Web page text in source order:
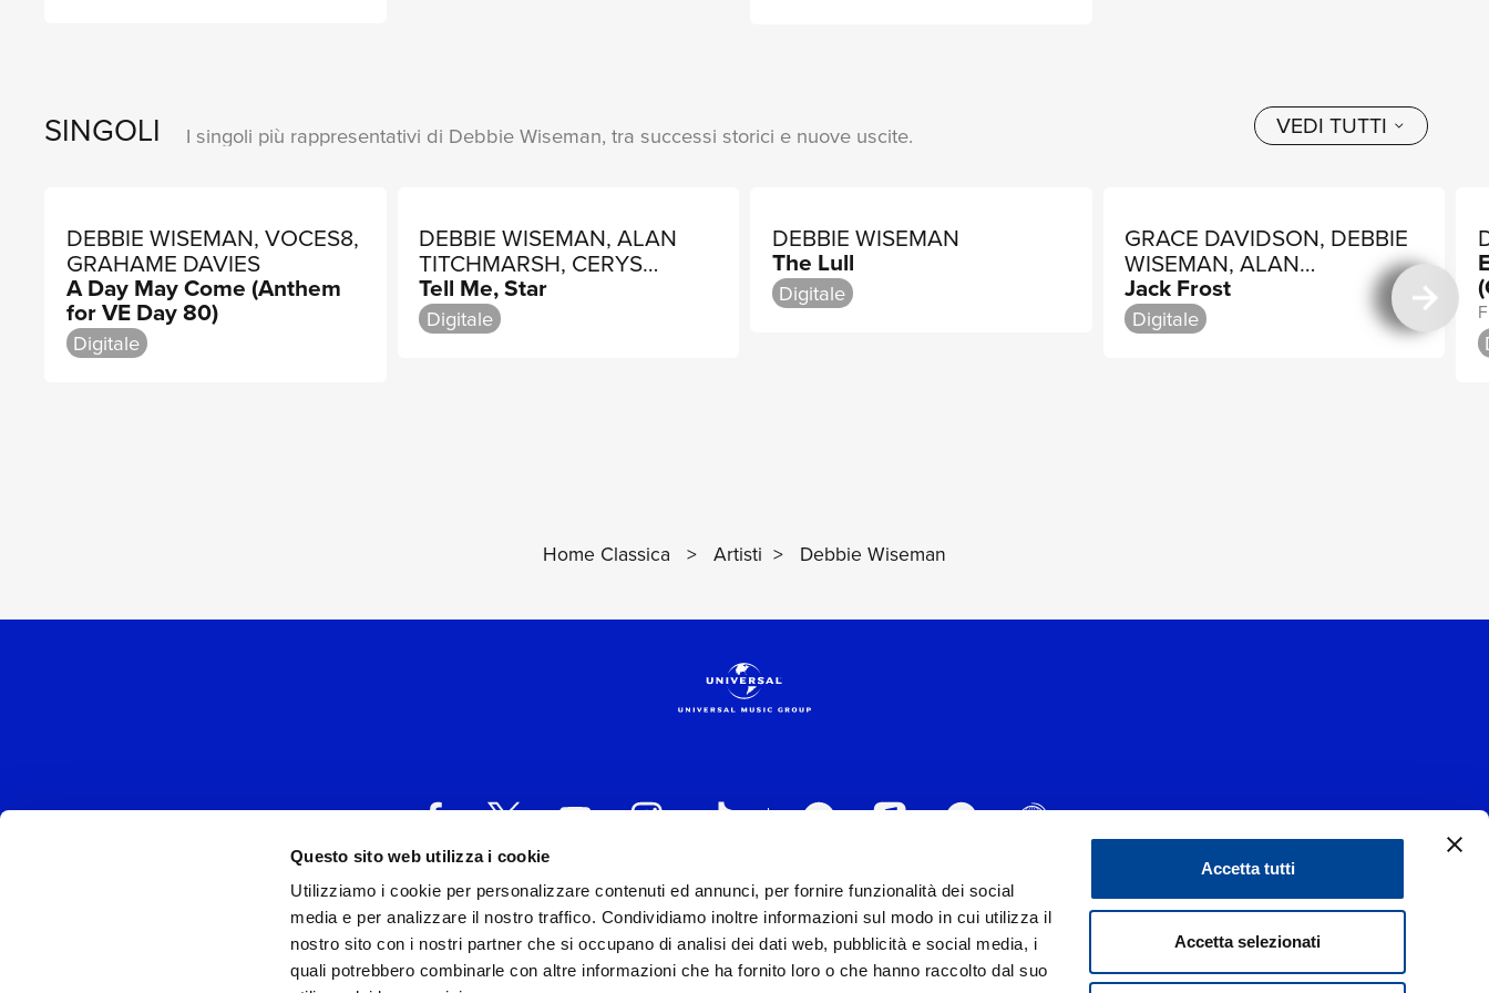
Questo sito web utilizza i cookie
Utilizziamo i cookie per personalizzare contenuti ed annunci, per fornire funzionalità dei social
media e per analizzare il nostro traffico. Condividiamo inoltre informazioni sul modo in cui utilizza il
nostro sito con i nostri partner che si occupano di analisi dei dati web, pubblicità e social media, i
quali potrebbero combinarle con altre informazioni che ha fornito loro o che hanno raccolto dal suo
Accetta tutti
Accetta selezionati
SINGOLI I singoli più rappresentativi di Debbie Wiseman, tra successi storici e nuove uscite. VEDI TUTTI
DEBBIE WISEMAN, VOCES8,
GRAHAME DAVIES
A Day May Come (Anthem
for VE Day 80)
Digitale
DEBBIE WISEMAN, ALAN
TITCHMARSH, CERYS
MATTHEWS
Tell Me, Star
Digitale
DEBBIE WISEMAN
The Lull
Digitale
GRACE DAVIDSON, DEBBIE
WISEMAN, ALAN
TITCHMARSH
Jack Frost
Digitale
Home Classica > Artisti > Debbie Wiseman
UNIVERSAL MUSIC ITALIA s.r.l. (Società con unico socio) | Via Nervesa, 21 - 20139 Milano
P.IVA IT03802730154 Iscritta al REA di Milano con il numero 966135 in data 29/06/1977
Capitale sociale Euro 2.000.000 interamente versato.
Universal Music Italia, nel rispetto delle best practices in tema di corporate compliance ed al fine di migliorare i rapporti con tutti gli stakeholders,